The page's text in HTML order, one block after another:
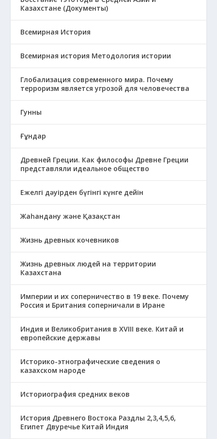
Казахстане (Документы)
Всемирная История
Всемирная история Методология истории
Глобализация современного мира. Почему
терроризм является угрозой для человечества
Гунны
Ғұндар
Древней Греции. Как философы Древне Греции
представляли идеальное общество
Ежелгі дәуірден бүгінгі күнге дейін
Жаһандану және Қазақстан
Жизнь древных кочевников
Жизнь древных людей на территории
Казахстана
Империи и их соперничество в 19 веке. Почему
Россия и Британия соперничали в Иране
Индия и Великобритания в XVIII веке. Китай и
европейские державы
Историко-этнографические сведения о
казахском народе
Историография средних веков
История Древнего Востока Раздлы 2,3,4,5,6,
Египет Двуречье Китай Индия